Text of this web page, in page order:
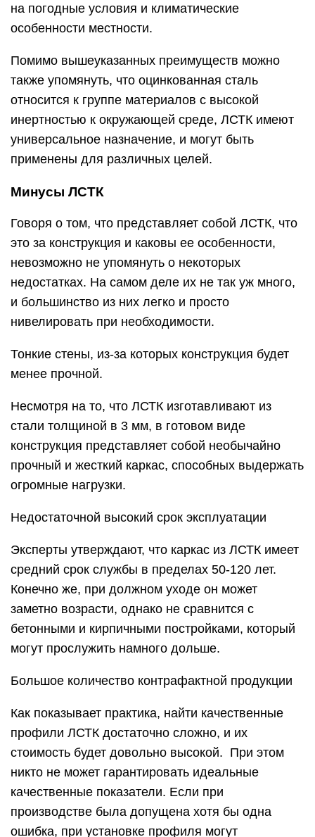
на погодные условия и климатические
особенности местности.
Помимо вышеуказанных преимуществ можно
также упомянуть, что оцинкованная сталь
относится к группе материалов с высокой
инертностью к окружающей среде, ЛСТК имеют
универсальное назначение, и могут быть
применены для различных целей.
Минусы ЛСТК
Говоря о том, что представляет собой ЛСТК, что
это за конструкция и каковы ее особенности,
невозможно не упомянуть о некоторых
недостатках. На самом деле их не так уж много,
и большинство из них легко и просто
нивелировать при необходимости.
Тонкие стены, из-за которых конструкция будет
менее прочной.
Несмотря на то, что ЛСТК изготавливают из
стали толщиной в 3 мм, в готовом виде
конструкция представляет собой необычайно
прочный и жесткий каркас, способных выдержать
огромные нагрузки.
Недостаточной высокий срок эксплуатации
Эксперты утверждают, что каркас из ЛСТК имеет
средний срок службы в пределах 50-120 лет.
Конечно же, при должном уходе он может
заметно возрасти, однако не сравнится с
бетонными и кирпичными постройками, который
могут прослужить намного дольше.
Большое количество контрафактной продукции
Как показывает практика, найти качественные
профили ЛСТК достаточно сложно, и их
стоимость будет довольно высокой. При этом
никто не может гарантировать идеальные
качественные показатели. Если при
производстве была допущена хотя бы одна
ошибка, при установке профиля могут